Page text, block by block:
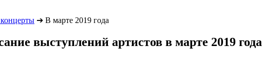
➔ В марте 2019 года
выступлений артистов в марте 2019 года